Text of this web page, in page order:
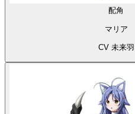
配角
マリア
CV 未来羽